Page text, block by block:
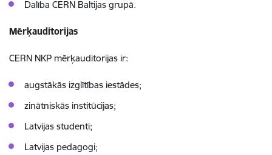
Dalība CERN Baltijas grupā.
Mērķauditorijas
CERN NKP mērķauditorijas ir:
augstākās izglītības iestādes;
zinātniskās institūcijas;
Latvijas studenti;
Latvijas pedagogi;